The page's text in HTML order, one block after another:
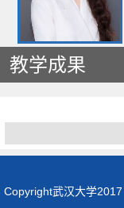
教学成果
Copyright武汉大学